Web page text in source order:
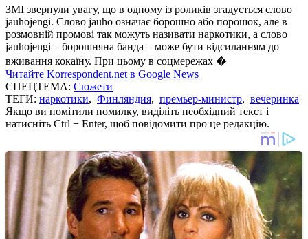
ЗМІ звернули увагу, що в одному із роликів згадується слово
jauhojengi. Слово jauho означає борошно або порошок, але в
розмовній промові так можуть називати наркотики, а слово
jauhojengi – борошняна банда – може бути відсиланням до
вживання кокаїну. При цьому в соцмережах �
Читайте Korrespondent.net в Google News
СПЕЦТЕМА: Сюжети
ТЕГИ: наркотики, Финляндия, премьер-министр, вечеринка
Якщо ви помітили помилку, виділіть необхідний текст і
натисніть Ctrl + Enter, щоб повідомити про це редакцію.